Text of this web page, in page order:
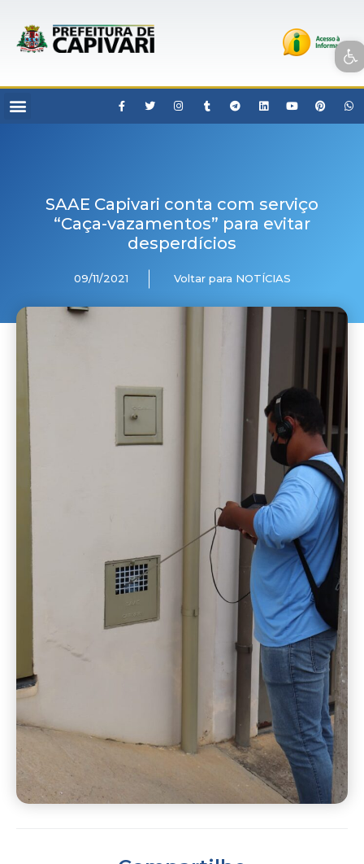
Open toolbar
SAAE Capivari conta com serviço
“Caça-vazamentos” para evitar
desperdícios
09/11/2021 Voltar para NOTÍCIAS